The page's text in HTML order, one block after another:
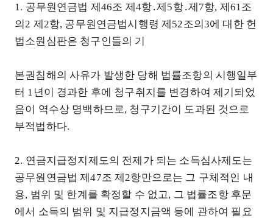
1. 공무원연금법 제46조 제4항․제5항․제7항, 제61조
의2 제2항, 공무원연금법시행령 제52조의3에 대한 헌
법소원심판은 청구인들의 기
본권침해의 사유가 발생한 당해 법률조항의 시행일부
터 1년이 경과한 후에 청구취지를 변경하여 제기되었
음이 역수상 명백하므로, 청구기간이 도과된 것으로
부적법하다.
2. 연금지급정지제도의 전제가 되는 소득심사제도는
공무원연금법 제47조 제2항만으로는 그 구체적인 내
용, 범위 및 한계를 확정할 수 없고, 그 법률조항 후문
에서 소득의 범위 및 지급정지금액 등에 관하여 필요